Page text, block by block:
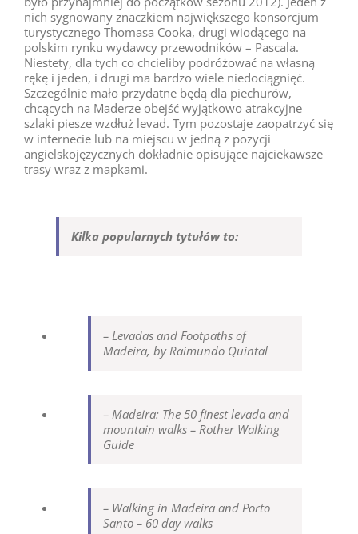
nich sygnowany znaczkiem największego konsorcjum
turystycznego Thomasa Cooka, drugi wiodącego na
polskim rynku wydawcy przewodników – Pascala.
Niestety, dla tych co chcieliby podróżować na własną
rękę i jeden, i drugi ma bardzo wiele niedociągnięć.
Szczególnie mało przydatne będą dla piechurów,
chcących na Maderze obejść wyjątkowo atrakcyjne
szlaki piesze wzdłuż levad. Tym pozostaje zaopatrzyć się
w internecie lub na miejscu w jedną z pozycji
angielskojęzycznych dokładnie opisujące najciekawsze
trasy wraz z mapkami.
Kilka popularnych tytułów to:
– Levadas and Footpaths of
Madeira, by Raimundo Quintal
– Madeira: The 50 finest levada and
mountain walks – Rother Walking
Guide
– Walking in Madeira and Porto
Santo – 60 day walks